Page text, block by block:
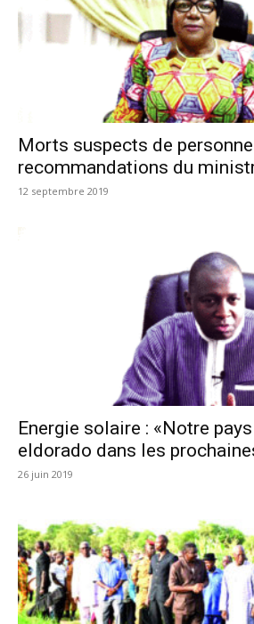
Morts suspects de
recommandations du
12 septembre 2019
Energie solaire : «Notre
eldorado dans les
26 juin 2019